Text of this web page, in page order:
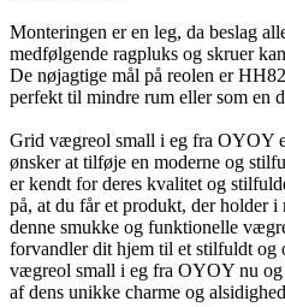
Monteringen er en leg, da beslag
medfølgende ragpluks og skruer
De nøjagtige mål på reolen er
perfekt til mindre rum eller som en
Grid vægreol small i eg fra OYOY
ønsker at tilføje en moderne og
er kendt for deres kvalitet og
på, at du får et produkt, der holder
denne smukke og funktionelle
forvandler dit hjem til et stilfuldt og
vægreol small i eg fra OYOY nu
af dens unikke charme og